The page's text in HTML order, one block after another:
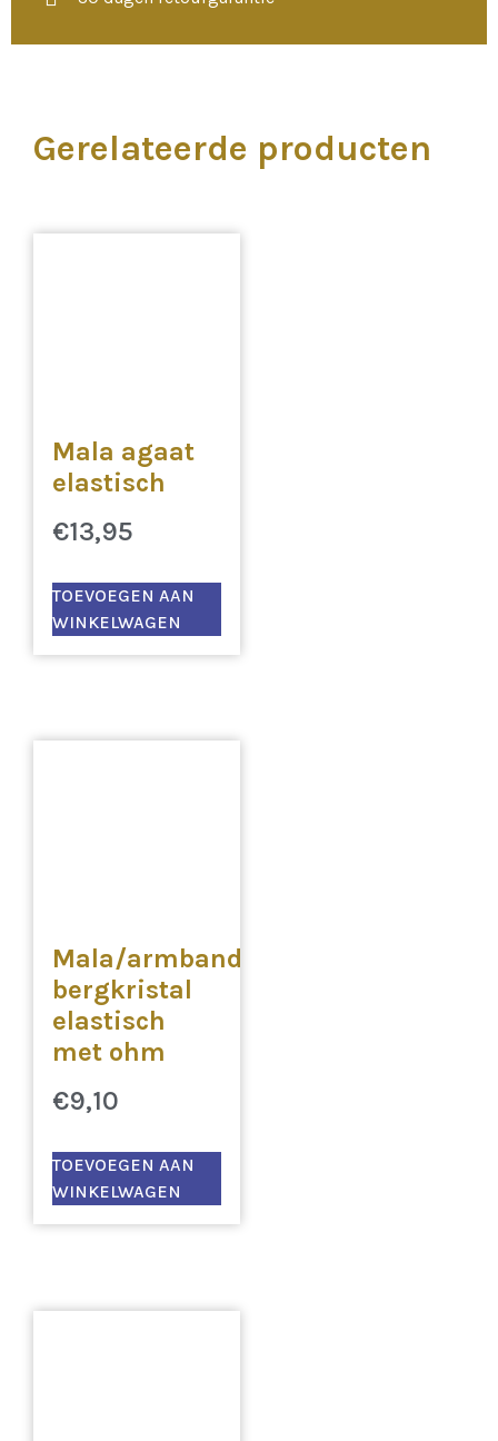
Gerelateerde producten
Mala agaat
elastisch
€13,95
TOEVOEGEN AAN
WINKELWAGEN
Mala/armband
bergkristal
elastisch
met ohm
€9,10
TOEVOEGEN AAN
WINKELWAGEN